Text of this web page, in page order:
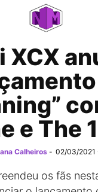
XCX
e The
Calheiros- 02/03/2021
os fãs